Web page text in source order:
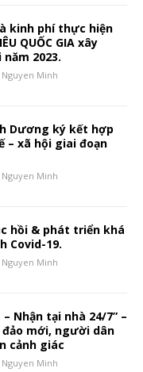
kinh phí thực hiện
QUỐC GIA xây
2023.
Nguyen Minh
Dương ký kết hợp
xã hội giai đoạn
Nguyen Minh
hồi & phát triển khá
Covid-19.
Nguyen Minh
Nhận tại nhà 24/7” –
mới, người dân
cảnh giác
Nguyen Minh